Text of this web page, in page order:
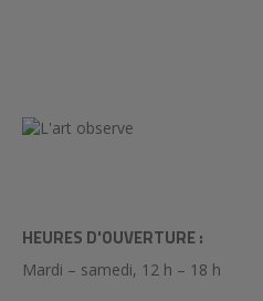
HEURES D'OUVERTURE :
Mardi – samedi, 12 h – 18 h